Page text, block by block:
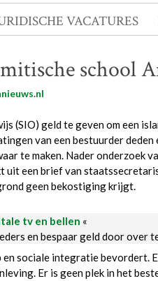
VACATURES
school
(SIO) geld te geven om een
van een bestuurder
te maken. Nader onderzoek
uit een brief van
geen bekostiging krijgt.
tv en bellen «
en bespaar geld door over
sociale integratie bevordert.
Er is geen plek in het